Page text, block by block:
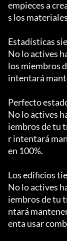
empieces a
s los
Estadísticas
No lo actives
los miembros
intentará
Perfecto
No lo actives
iembros de tu
r intentará
en 100%.
Los edificios
No lo actives
iembros de tu
ntará
enta usar